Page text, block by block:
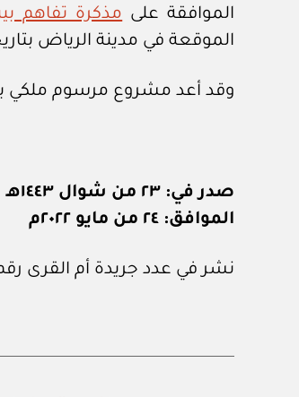
الموافقة على مذكرة تفاهم
الموقعة في مدينة الرياض بتاريخ ٢٣ /٥ /١٤٤٣هـ، الموافق ٢٧ /١٢/ ٢٠٢١م، بالصيغة
وقد أعد مشروع مرسوم ملكي
صدر في: ٢٣ من شوال ١٤٤٣هـ
الموافق: ٢٤ من مايو ٢٠٢٢م
نشر في عدد جريدة أم القرى رقم (٤٩٣٥) الصادر في ٣ من يونيو